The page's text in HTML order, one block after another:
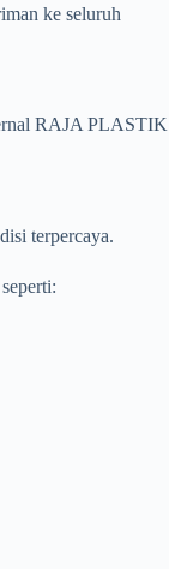
ke seluruh
RAJA PLASTIK
terpercaya.